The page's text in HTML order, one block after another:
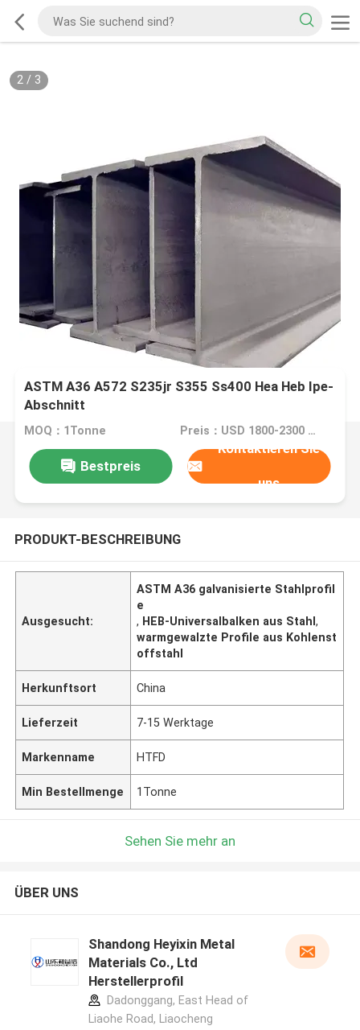
2/ 3
ASTM A36 A572 S235jr S355 Ss400 Hea Heb Ipe-
Abschnitt
MOQ：1Tonne Preis：USD 1800-2300 per ton
Bestpreis
Kontaktieren Sie
uns
PRODUKT-BESCHREIBUNG
Ausgesucht:
ASTM A36 galvanisierte Stahlprofil
e
, HEB-Universalbalken aus Stahl,
warmgewalzte Profile aus Kohlenst
offstahl
Herkunftsort China
Lieferzeit 7-15 Werktage
Markenname HTFD
Min Bestellmenge 1Tonne
Sehen Sie mehr an
ÜBER UNS
Shandong Heyixin Metal
Materials Co., Ltd
Herstellerprofil
Dadonggang, East Head of
Liaohe Road, Liaocheng